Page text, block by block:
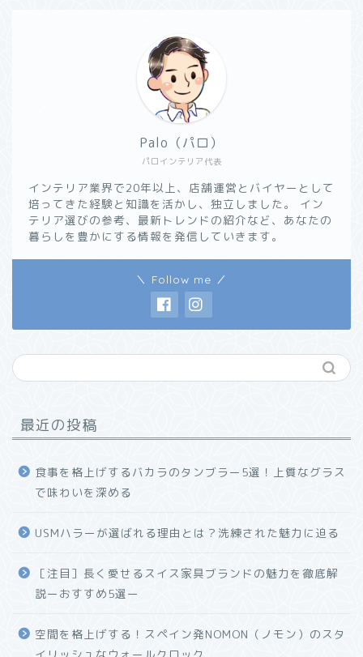
パロインテリア代表
Palo（パロ）
インテリア業界で20年以上、店舗運営とバイヤーとして
培ってきた経験と知識を活かし、独立しました。 イン
テリア選びの参考、最新トレンドの紹介など、あなたの
暮らしを豊かにする情報を発信していきます。
＼ Follow me ／
最近の投稿
食事を格上げするバカラのタンブラー5選！上質なグラス
で味わいを深める
USMハラーが選ばれる理由とは？洗練された魅力に迫る
［注目］長く愛せるスイス家具ブランドの魅力を徹底解
説ーおすすめ5選ー
空間を格上げする！スペイン発NOMON（ノモン）のスタ